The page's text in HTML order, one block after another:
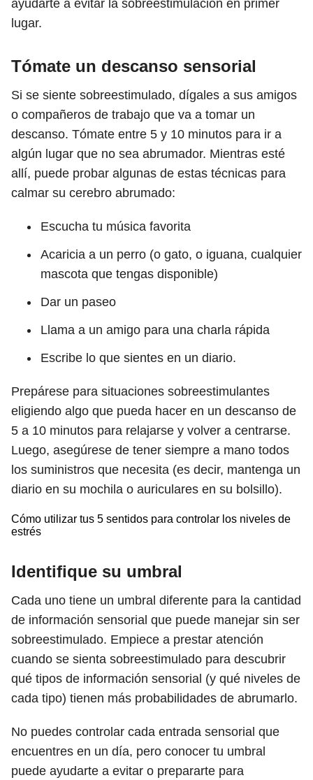
ayudarte a evitar la sobreestimulación en primer
lugar.
Tómate un descanso sensorial
Si se siente sobreestimulado, dígales a sus amigos
o compañeros de trabajo que va a tomar un
descanso. Tómate entre 5 y 10 minutos para ir a
algún lugar que no sea abrumador. Mientras esté
allí, puede probar algunas de estas técnicas para
calmar su cerebro abrumado:
Escucha tu música favorita
Acaricia a un perro (o gato, o iguana, cualquier
mascota que tengas disponible)
Dar un paseo
Llama a un amigo para una charla rápida
Escribe lo que sientes en un diario.
Prepárese para situaciones sobreestimulantes
eligiendo algo que pueda hacer en un descanso de
5 a 10 minutos para relajarse y volver a centrarse.
Luego, asegúrese de tener siempre a mano todos
los suministros que necesita (es decir, mantenga un
diario en su mochila o auriculares en su bolsillo).
Cómo utilizar tus 5 sentidos para controlar los niveles de
estrés
Identifique su umbral
Cada uno tiene un umbral diferente para la cantidad
de información sensorial que puede manejar sin ser
sobreestimulado. Empiece a prestar atención
cuando se sienta sobreestimulado para descubrir
qué tipos de información sensorial (y qué niveles de
cada tipo) tienen más probabilidades de abrumarlo.
No puedes controlar cada entrada sensorial que
encuentres en un día, pero conocer tu umbral
puede ayudarte a evitar o prepararte para